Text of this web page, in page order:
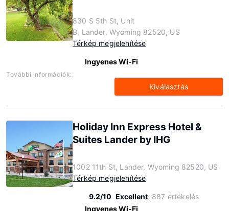
830 S 5th St, Unit
B, Lander, Wyoming 82520, US
Térkép megjelenítése
Ingyenes Wi-Fi
További információk:
Kiválasztás
Holiday Inn Express Hotel &
Suites Lander by IHG
1002 11th St, Lander, Wyoming 82520, US
Térkép megjelenítése
9.2/10 Excellent 887 értékelés
Ingyenes Wi-Fi